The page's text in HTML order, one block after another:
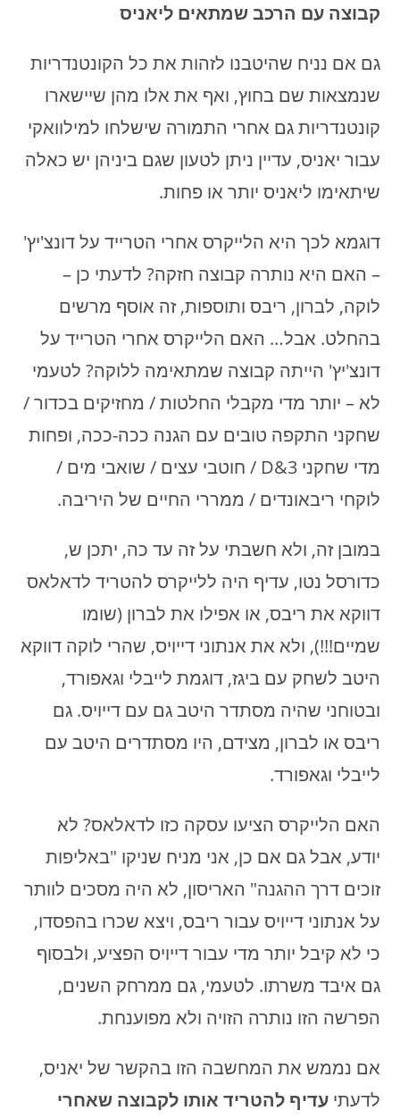
קבוצה עם הרכב שמתאים ליאניס
גם אם נניח שהיטבנו לזהות את כל הקונטנדריות
שנמצאות שם בחוץ, ואף את אלו מהן שיישארו
קונטנדריות גם אחרי התמורה שישלחו למילוואקי
עבור יאניס, עדיין ניתן לטעון שגם ביניהן יש כאלה
שיתאימו ליאניס יותר או פחות.
דוגמא לכך היא הלייקרס אחרי הטרייד על דונצ'יץ'
– האם היא נותרה קבוצה חזקה? לדעתי כן –
לוקה, לברון, ריבס ותוספות, זה אוסף מרשים
בהחלט. אבל… האם הלייקרס אחרי הטרייד על
דונצ'יץ' הייתה קבוצה שמתאימה ללוקה? לטעמי
לא – יותר מדי מקבלי החלטות / מחזיקים בכדור /
שחקני התקפה טובים עם הגנה ככה-ככה, ופחות
מדי שחקני D&3 / חוטבי עצים / שואבי מים /
לוקחי ריבאונדים / ממררי החיים של היריבה.
במובן זה, ולא חשבתי על זה עד כה, יתכן ש,
כדורסל נטו, עדיף היה ללייקרס להטריד לדאלאס
דווקא את ריבס, או אפילו את לברון (שומו
שמיים!!!), ולא את אנתוני דייויס, שהרי לוקה דווקא
היטב לשחק עם ביגז, דוגמת לייבלי וגאפורד,
ובטוחני שהיה מסתדר היטב גם עם דייויס. גם
ריבס או לברון, מצידם, היו מסתדרים היטב עם
לייבלי וגאפורד.
האם הלייקרס הציעו עסקה כזו לדאלאס? לא
יודע, אבל גם אם כן, אני מניח שניקו "באליפות
זוכים דרך ההגנה" האריסון, לא היה מסכים לוותר
על אנתוני דייויס עבור ריבס, ויצא שכרו בהפסדו,
כי לא קיבל יותר מדי עבור דייויס הפציע, ולבסוף
גם איבד משרתו. לטעמי, גם ממרחק השנים,
הפרשה הזו נותרה הזויה ולא מפוענחת.
אם נממש את המחשבה הזו בהקשר של יאניס,
לדעתיעדיף להטריד אותו לקבוצה שאחרי